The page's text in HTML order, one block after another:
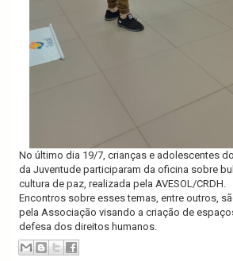
No último dia 19/7, crianças e adolescentes
da Juventude participaram da oficina sobre
cultura de paz, realizada pela AVESOL/CRDH.
Encontros sobre esses temas, entre outros,
pela Associação visando a criação de
defesa dos direitos humanos.